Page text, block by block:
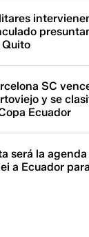
Quito
SC
y se
Ecuador
será la
a Ecuador